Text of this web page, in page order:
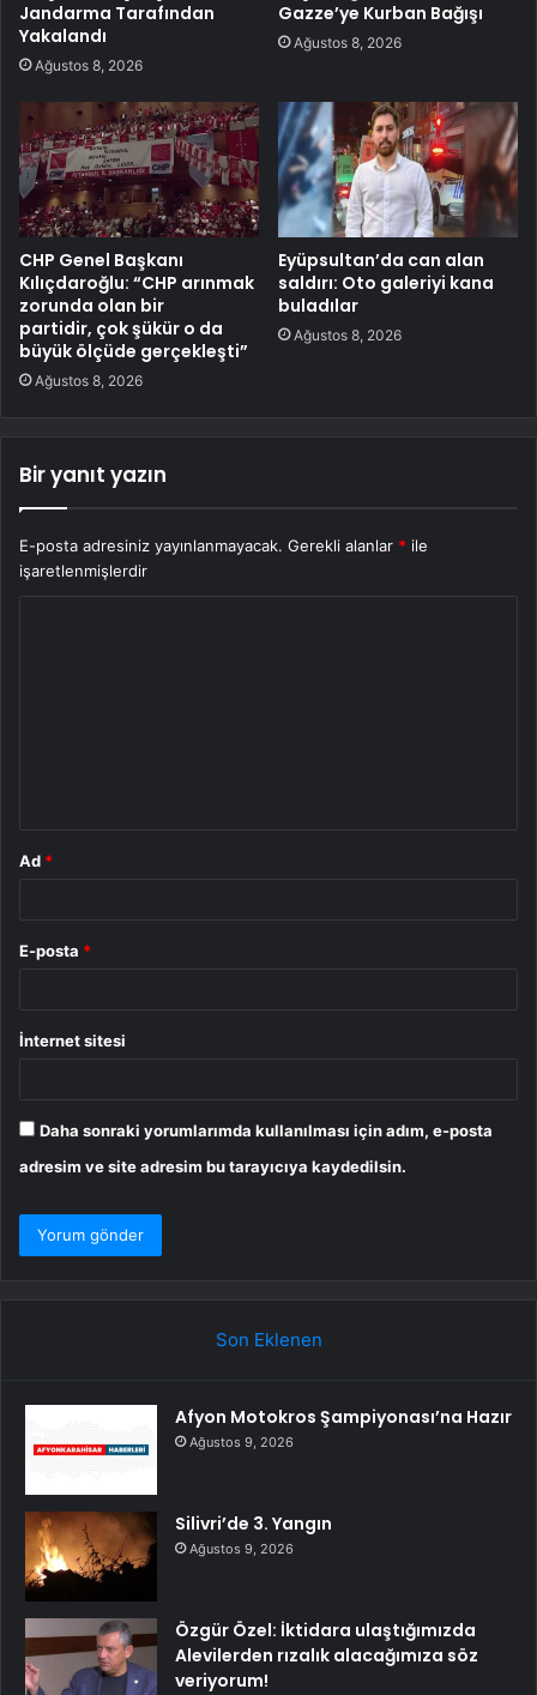
Jandarma Tarafından
Yakalandı
Ağustos 8, 2026
Gazze’ye Kurban Bağışı
Ağustos 8, 2026
CHP Genel Başkanı
Kılıçdaroğlu: “CHP arınmak
zorunda olan bir
partidir, çok şükür o da
büyük ölçüde gerçekleşti”
Ağustos 8, 2026
Eyüpsultan’da can alan
saldırı: Oto galeriyi kana
buladılar
Ağustos 8, 2026
Bir yanıt yazın
E-posta adresiniz yayınlanmayacak. Gerekli alanlar * ile
işaretlenmişlerdir
Ad *
E-posta *
İnternet sitesi
Daha sonraki yorumlarımda kullanılması için adım, e-posta
adresim ve site adresim bu tarayıcıya kaydedilsin.
Son Eklenen
Afyon Motokros Şampiyonası’na Hazır
Ağustos 9, 2026
Silivri’de 3. Yangın
Ağustos 9, 2026
Özgür Özel: İktidara ulaştığımızda
Alevilerden rızalık alacağımıza söz
veriyorum!